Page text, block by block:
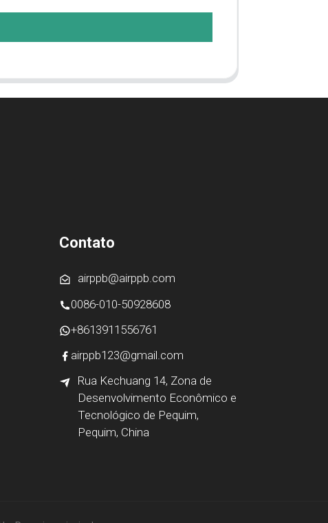
Contato
airppb@airppb.com
0086-010-50928608
+8613911556761
airppb123@gmail.com
Rua Kechuang 14, Zona de
Desenvolvimento Econômico e
Tecnológico de Pequim,
Pequim, China